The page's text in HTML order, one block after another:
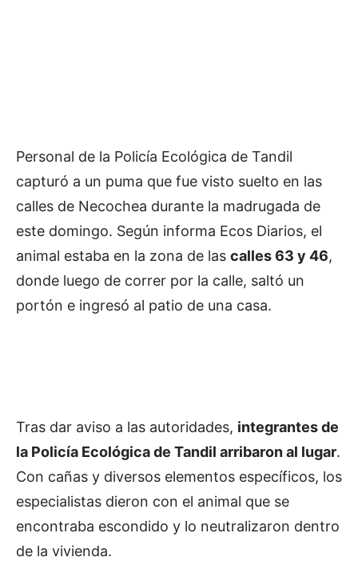
Personal de la Policía Ecológica de Tandil
capturó a un puma que fue visto suelto en las
calles de Necochea durante la madrugada de
este domingo. Según informa Ecos Diarios, el
animal estaba en la zona de las calles 63 y 46,
donde luego de correr por la calle, saltó un
portón e ingresó al patio de una casa.
Tras dar aviso a las autoridades, integrantes de
la Policía Ecológica de Tandil arribaron al lugar.
Con cañas y diversos elementos específicos, los
especialistas dieron con el animal que se
encontraba escondido y lo neutralizaron dentro
de la vivienda.